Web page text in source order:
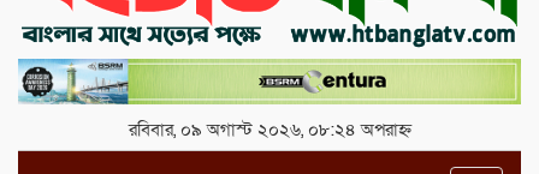
রবিবার, ০৯ অগাস্ট ২০২৬, ০৮:২৪ অপরাহ্ন